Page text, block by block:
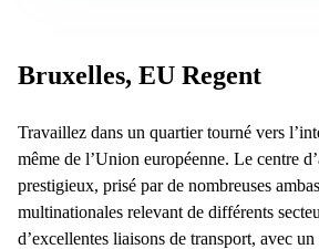
Bruxelles, EU Regent
Travaillez dans un quartier tourné vers
même de l’Union européenne. Le centre
prestigieux, prisé par de nombreuses
multinationales relevant de différents
d’excellentes liaisons de transport, avec